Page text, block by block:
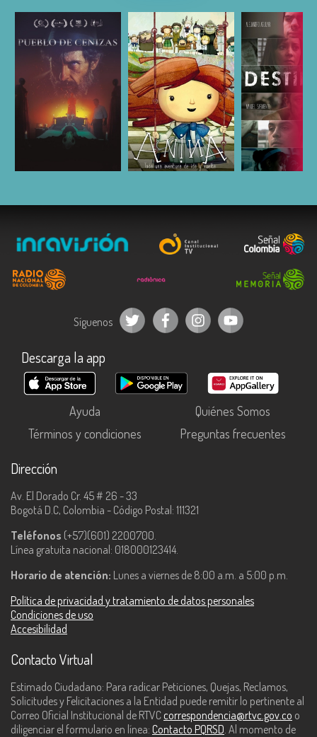
ESCUCHAR
Síguenos
Descarga la app
Ayuda
Quiénes Somos
Términos y condiciones
Preguntas frecuentes
Dirección
Av. El Dorado Cr. 45 # 26 - 33
Bogotá D.C, Colombia - Código Postal: 111321
Teléfonos (+57)(601) 2200700.
Línea gratuita nacional: 018000123414.
Horario de atención: Lunes a viernes de 8:00 a.m. a 5:00 p.m.
Política de privacidad y tratamiento de datos personales
Condiciones de uso
Accesibilidad
Contacto Virtual
Estimado Ciudadano: Para radicar Peticiones, Quejas, Reclamos,
Solicitudes y Felicitaciones a la Entidad puede remitir lo pertinente al
Correo Oficial Institucional de RTVC correspondencia@rtvc.gov.co o
diligenciar el formulario en línea: Contacto PQRSD. Al momento de